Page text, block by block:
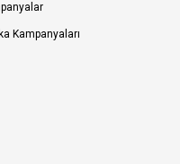
Kampanyaları